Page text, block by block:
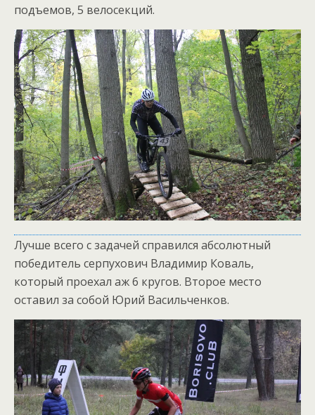
подъемов, 5 велосекций.
Лучше всего с задачей справился абсолютный
победитель серпухович Владимир Коваль,
который проехал аж 6 кругов. Второе место
оставил за собой Юрий Васильченков.